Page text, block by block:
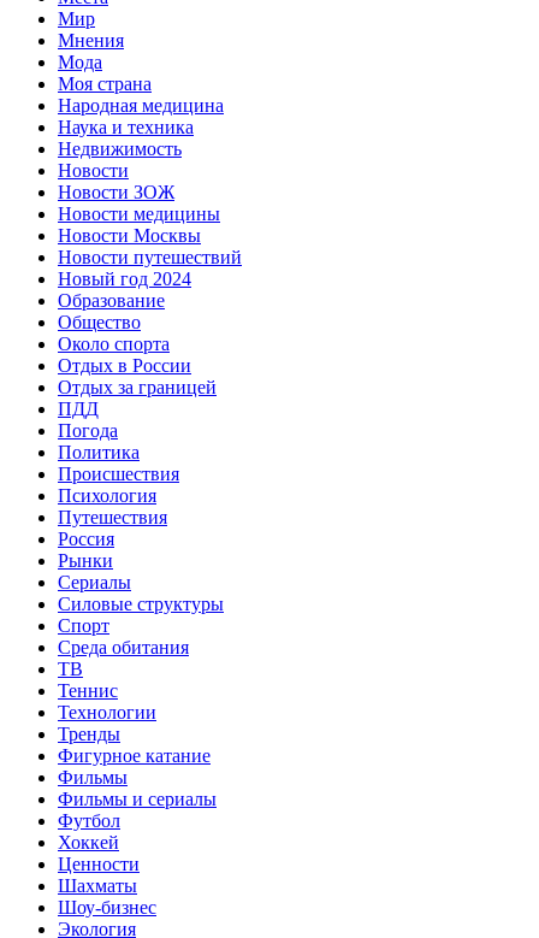
Мир
Мнения
Мода
Моя страна
Народная медицина
Наука и техника
Недвижимость
Новости
Новости ЗОЖ
Новости медицины
Новости Москвы
Новости путешествий
Новый год 2024
Образование
Общество
Около спорта
Отдых в России
Отдых за границей
ПДД
Погода
Политика
Происшествия
Психология
Путешествия
Россия
Рынки
Сериалы
Силовые структуры
Спорт
Среда обитания
ТВ
Теннис
Технологии
Тренды
Фигурное катание
Фильмы
Фильмы и сериалы
Футбол
Хоккей
Ценности
Шахматы
Шоу-бизнес
Экология